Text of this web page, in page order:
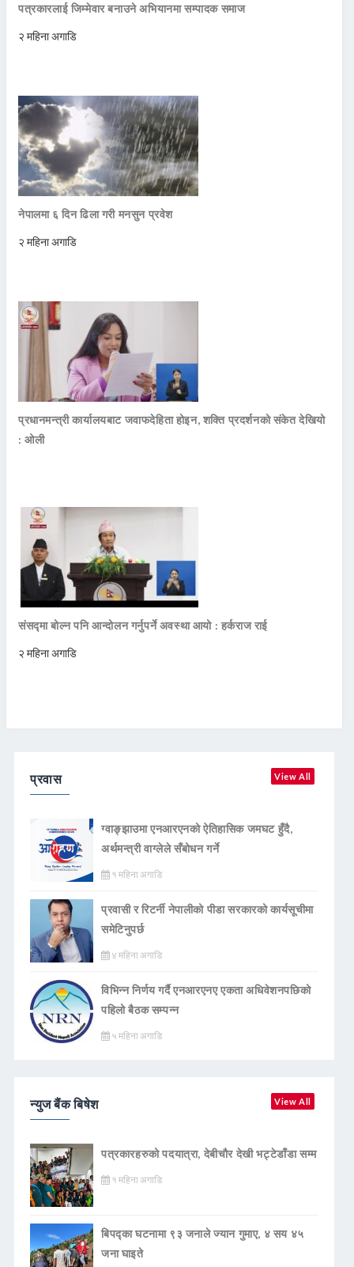
पत्रकारलाई जिम्मेवार बनाउने अभियानमा सम्पादक समाज
२ महिना अगाडि
नेपालमा ६ दिन ढिला गरी मनसुन प्रवेश
२ महिना अगाडि
प्रधानमन्त्री कार्यालयबाट जवाफदेहिता होइन, शक्ति प्रदर्शनको संकेत देखियो
: ओली
संसद्मा बोल्न पनि आन्दोलन गर्नुपर्ने अवस्था आयो : हर्कराज राई
२ महिना अगाडि
प्रवास View All
ग्वाङ्झाउमा एनआरएनको ऐतिहासिक जमघट हुँदै,
अर्थमन्त्री वाग्लेले सँबोधन गर्ने
१ महिना अगाडि
प्रवासी र रिटर्नी नेपालीको पीडा सरकारको कार्यसूचीमा
समेटिनुपर्छ
४ महिना अगाडि
विभिन्न निर्णय गर्दै एनआरएनए एकता अधिवेशनपछिको
पहिलो बैठक सम्पन्न
५ महिना अगाडि
न्युज बैंक बिषेश View All
पत्रकारहरुको पदयात्रा, देबीचौर देखी भट्टेडाँडा सम्म
१ महिना अगाडि
बिपद्का घटनामा ९३ जनाले ज्यान गुमाए, ४ सय ४५
जना घाइते